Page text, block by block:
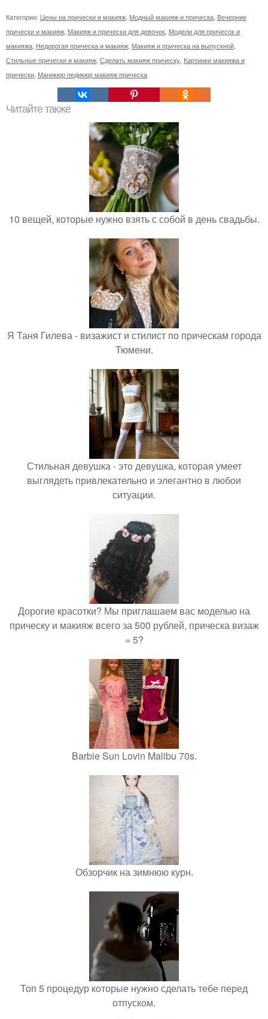
Категории: Цены на прически и макияж Модный макияж и прическа Вечерние
прически и макияж Макияж и прически для девочек Модели для причесок и
макияжа Недорогая прическа и макияж Макияж и прическа на выпускной
Стильные прически и макияж Сделать макияж прическу Картинки макияжа и
прически Маникюр педикюр макияж прическа
Читайте также
10 вещей, которые нужно взять с собой в день свадьбы.
Я Таня Гилева - визажист и стилист по прическам города
Тюмени.
Стильная девушка - это девушка, которая умеет
выглядеть привлекательно и элегантно в любои
ситуации.
Дорогие красотки? Мы приглашаем вас моделью на
прическу и макияж всего за 500 рублей, прическа визаж
= 5?
Barbie Sun Lovin Malibu 70s.
Обзорчик на зимнюю курн.
Топ 5 процедур которые нужно сделать тебе перед
отпуском.